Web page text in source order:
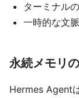
ターミナル
一時的な文
永続メモリ
Hermes Agent